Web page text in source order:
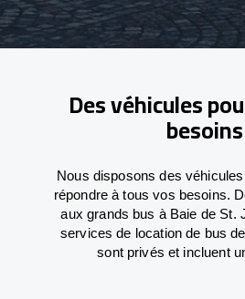
Des véhicules
besoins
Nous disposons des
répondre à tous vos besoins.
aux grands bus à Baie de St.
services de location de bus
sont privés et incluent